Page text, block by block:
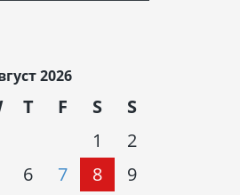
2026
T F S S
1
2
6 7 8
9